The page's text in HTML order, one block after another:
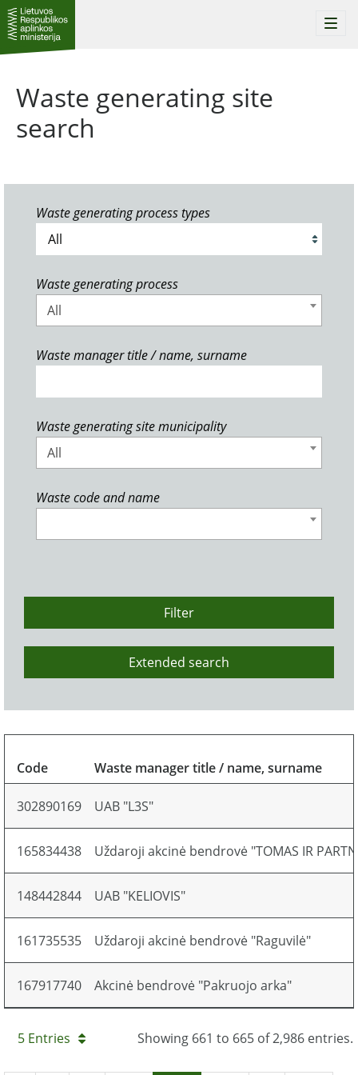
Waste generating site
search
Waste generating process types
Waste generating process
All
Waste manager title / name, surname
Waste generating site municipality
All
Waste code and name
Filter
Extended search
Code Waste manager title / name, surname
302890169 UAB "L3S"
165834438 Uždaroji akcinė bendrovė "TOMAS IR
148442844 UAB "KELIOVIS"
161735535 Uždaroji akcinė bendrovė "Raguvilė"
167917740 Akcinė bendrovė "Pakruojo arka"
5 Entries Showing 661 to 665 of 2,986 entries.